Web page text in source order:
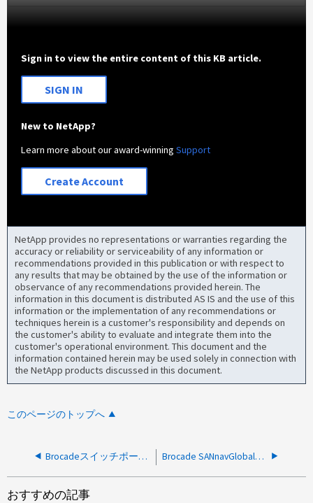
Sign in to view the entire content of this KB article.
SIGN IN
New to NetApp?
Learn more about our award-winningSupport
Create Account
NetApp provides no representations or warranties regarding the
accuracy or reliability or serviceability of any information or
recommendations provided in this publication or with respect to
any results that may be obtained by the use of the information or
observance of any recommendations provided herein. The
information in this document is distributed AS IS and the use of this
information or the implementation of any recommendations or
techniques herein is a customer's responsibility and depends on
the customer's ability to evaluate and integrate them into the
customer's operational environment. This document and the
information contained herein may be used solely in connection with
the NetApp products discussed in this document.
このページのトップへ
Brocadeスイッチポートにポート名を割り当てる方法を教えてください。 Brocade SANnavGlobalビューのライセンスを生成する方法
おすすめの記事